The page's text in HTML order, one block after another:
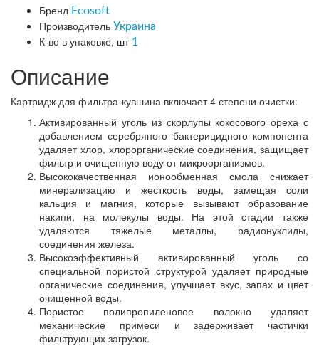
Бренд Ecosoft
Производитель Украина
К-во в упаковке, шт 1
Описание
Картридж для фильтра-кувшина включает 4 степени очистки:
Активированный уголь из скорлупы кокосового ореха с
добавлением серебряного бактерицидного компонента
удаляет хлор, хлорорганические соединения, защищает
фильтр и очищенную воду от микроорганизмов.
Высококачественная ионообменная смола снижает
минерализацию и жесткость воды, замещая соли
кальция и магния, которые вызывают образование
накипи, на молекулы воды. На этой стадии также
удаляются тяжелые металлы, радионуклиды,
соединения железа.
Высокоэффективный активированный уголь со
специальной пористой структурой удаляет природные
органические соединения, улучшает вкус, запах и цвет
очищенной воды.
Пористое полипропиленовое волокно удаляет
механические примеси и задерживает частички
фильтрующих загрузок.